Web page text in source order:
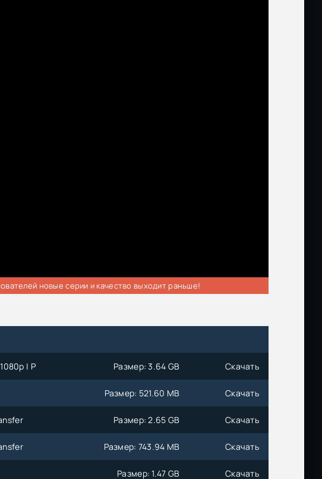
новые серии и качество выходит раньше!
| P Размер: 3.64 GB Скачать
Размер: 521.60 MB Скачать
Размер: 2.65 GB Скачать
Размер: 743.94 MB Скачать
Размер: 1.47 GB Скачать